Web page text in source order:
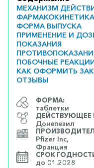
МЕХАНИЗМ
ФАРМАКОКИНЕТИКА
ФОРМА ВЫПУСКА
ПРИМЕНЕНИЕ И
ПОКАЗАНИЯ
ПОБОЧНЫЕ
КАК ОФОРМИТЬ
ОТЗЫВЫ
ФОРМА:
таблетки
ДЕЙСТВУЮЩЕЕ
Донепезил
Pfizer Inc,
Франция
СРОК
до 01.2028